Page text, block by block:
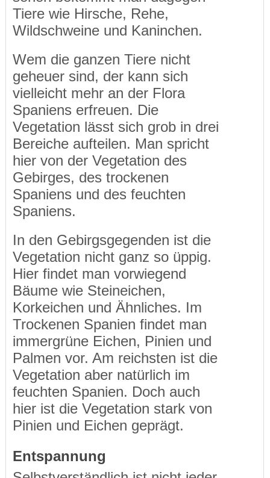
Tiere wie Hirsche, Rehe,
Wildschweine und Kaninchen.
Wem die ganzen Tiere nicht
geheuer sind, der kann sich
vielleicht mehr an der Flora
Spaniens erfreuen. Die
Vegetation lässt sich grob in drei
Bereiche aufteilen. Man spricht
hier von der Vegetation des
Gebirges, des trockenen
Spaniens und des feuchten
Spaniens.
In den Gebirgsgegenden ist die
Vegetation nicht ganz so üppig.
Hier findet man vorwiegend
Bäume wie Steineichen,
Korkeichen und Ähnliches. Im
Trockenen Spanien findet man
immergrüne Eichen, Pinien und
Palmen vor. Am reichsten ist die
Vegetation aber natürlich im
feuchten Spanien. Doch auch
hier ist die Vegetation stark von
Pinien und Eichen geprägt.
Entspannung